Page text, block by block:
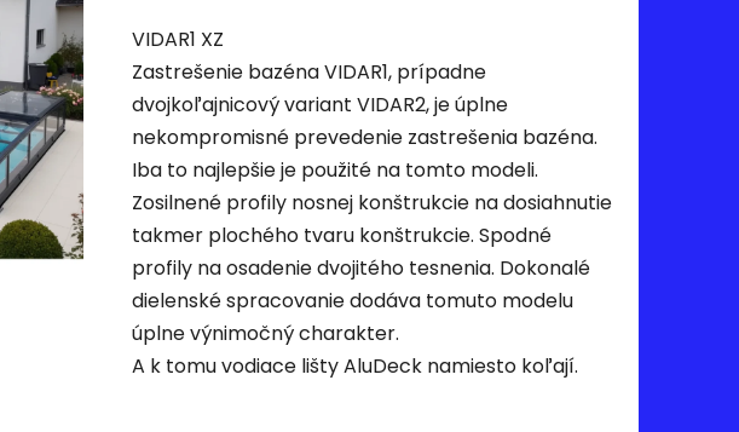
VIDAR1 XZ
Zastrešenie bazéna VIDAR1, prípadne
dvojkoľajnicový variant VIDAR2, je úplne
nekompromisné prevedenie zastrešenia bazéna.
Iba to najlepšie je použité na tomto modeli.
Zosilnené profily nosnej konštrukcie na dosiahnutie
takmer plochého tvaru konštrukcie. Spodné
profily na osadenie dvojitého tesnenia. Dokonalé
dielenské spracovanie dodáva tomuto modelu
úplne výnimočný charakter.
A k tomu vodiace lišty AluDeck namiesto koľají.